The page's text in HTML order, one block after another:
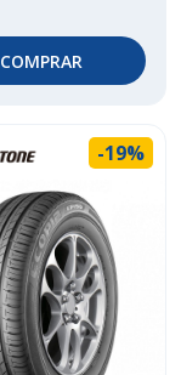
COMPRAR
-19%